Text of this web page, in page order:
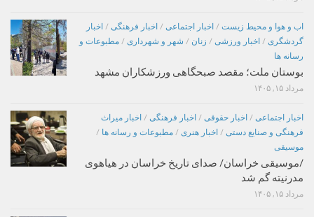
اب و هوا و محیط زیست / اخبار اجتماعی / اخبار فرهنگی / اخبار
گردشگری / اخبار ورزشی / زنان / شهر و شهرداری / مطبوعات و
رسانه ها
بوستان ملت؛ مقصد صبحگاهی ورزشکاران مشهد
مرداد ۱۵, ۱۴۰۵
اخبار اجتماعی / اخبار حقوقی / اخبار فرهنگی / اخبار میراث
فرهنگی و صنایع دستی / اخبار هنری / مطبوعات و رسانه ها /
موسیقی
/موسیقی خراسان/ صدای تاریخ خراسان در هیاهوی
مدرنیته گم شد
مرداد ۱۵, ۱۴۰۵